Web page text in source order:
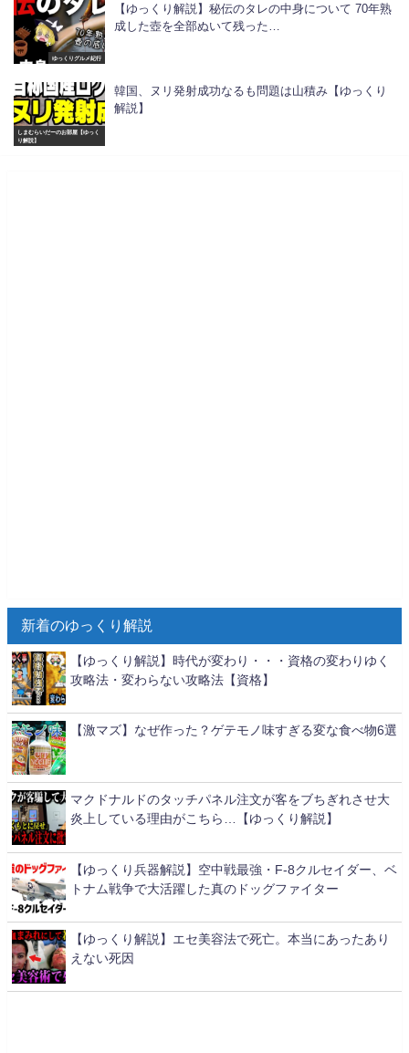
ゆっくりグルメ紀行
【ゆっくり解説】秘伝のタレの中身について 70年熟
成した壺を全部ぬいて残った…
しまむらいだーのお部屋【ゆっく
り解説】
韓国、ヌリ発射成功なるも問題は山積み【ゆっくり
解説】
新着のゆっくり解説
【ゆっくり解説】時代が変わり・・・資格の変わりゆく
攻略法・変わらない攻略法【資格】
【激マズ】なぜ作った？ゲテモノ味すぎる変な食べ物6選
マクドナルドのタッチパネル注文が客をブちぎれさせ大
炎上している理由がこちら…【ゆっくり解説】
【ゆっくり兵器解説】空中戦最強・F-8クルセイダー、ベ
トナム戦争で大活躍した真のドッグファイター
【ゆっくり解説】エセ美容法で死亡。本当にあったあり
えない死因